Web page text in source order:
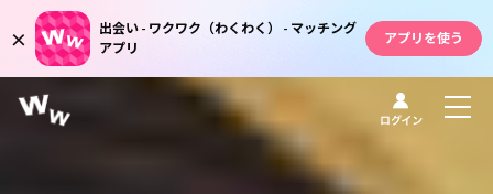
ログイン
×
出会い - ワクワク（わくわく） - マッチング
アプリ
アプリを使う